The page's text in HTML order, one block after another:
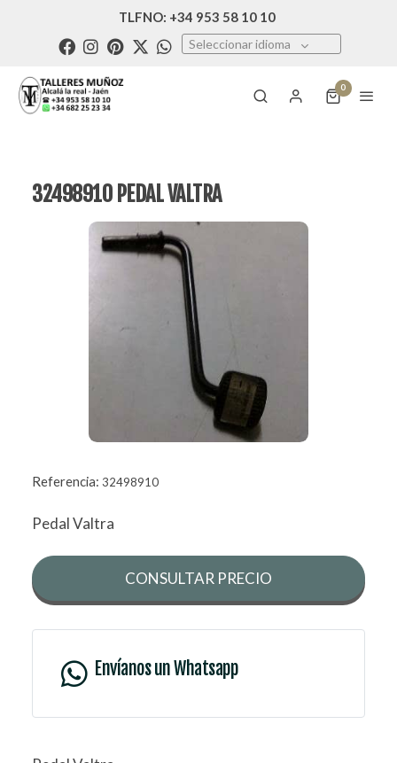
TLFNO: +34 953 58 10 10
Seleccionar idioma
0
32498910 PEDAL VALTRA
Referencia: 32498910
Pedal Valtra
CONSULTAR PRECIO
Envíanos un Whatsapp